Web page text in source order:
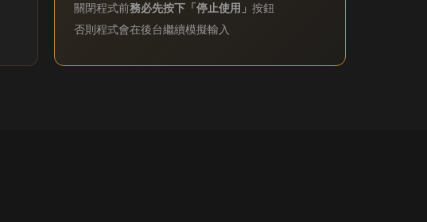
關閉程式前務必先按下「停止使用」按鈕
否則程式會在後台繼續模擬輸入